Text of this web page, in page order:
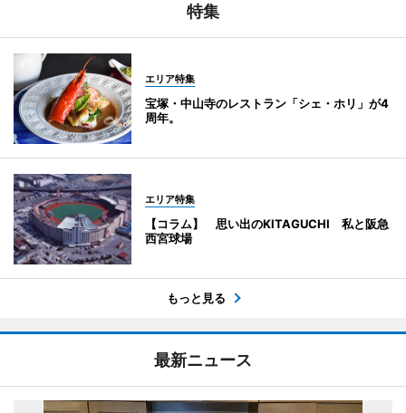
特集
エリア特集
宝塚・中山寺のレストラン「シェ・ホリ」が4
周年。
エリア特集
【コラム】 思い出のKITAGUCHI 私と阪急
西宮球場
もっと見る
最新ニュース